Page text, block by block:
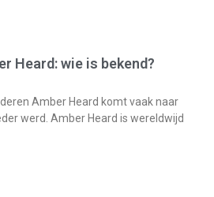
Heard: wie is bekend?
Amber Heard komt vaak naar
werd. Amber Heard is wereldwijd